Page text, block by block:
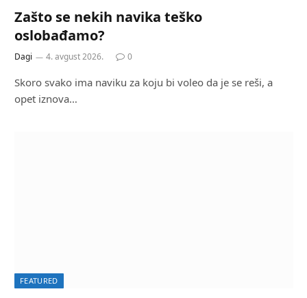
Zašto se nekih navika teško
oslobađamo?
Dagi 4. avgust 2026. 0
Skoro svako ima naviku za koju bi voleo da je se reši, a
opet iznova…
FEATURED